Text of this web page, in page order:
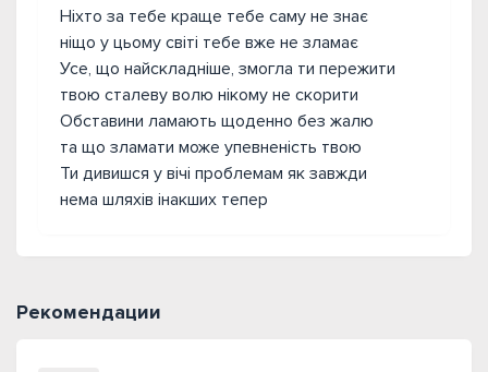
Ніхто за тебе краще тебе саму не знає
ніщо у цьому світі тебе вже не зламає
Усе, що найскладніше, змогла ти пережити
твою сталеву волю нікому не скорити
Обставини ламають щоденно без жалю
та що зламати може упевненість твою
Ти дивишся у вічі проблемам як завжди
нема шляхів інакших тепер
Рекомендации